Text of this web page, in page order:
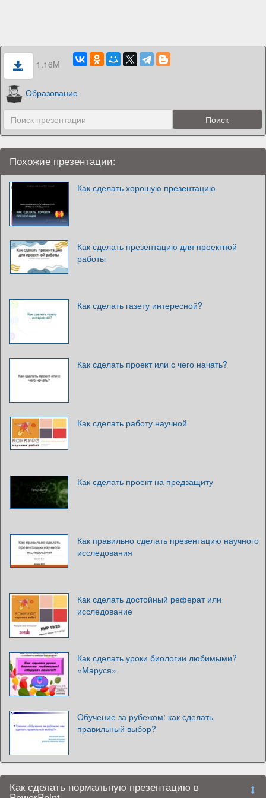
1.16M
Образование
Похожие презентации:
Как сделать хорошую презентацию
Как сделать презентацию для проектной
работы
Как сделать газету интересной?
Как сделать проект или с чего начать?
Как сделать работу научной
Как сделать проект на предзащиту
Как правильно сделать презентацию научного
исследования
Как сделать достойный реферат или
исследование
Как сделать уроки биологии любимыми?
«Маруся»
Обучение за рубежом: как сделать
правильный выбор?
Как сделать нормальную презентацию в